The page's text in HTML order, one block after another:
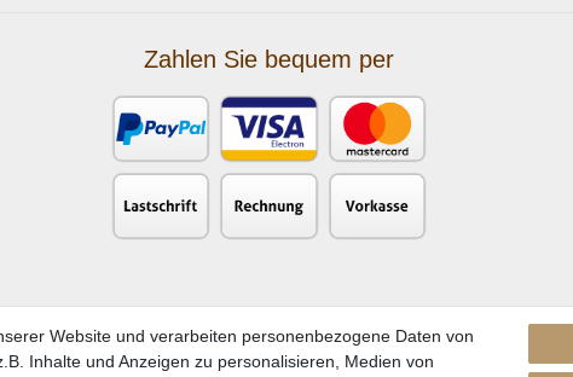
Zahlen Sie bequem per
Website und verarbeiten personenbezogene Daten von
Inhalte und Anzeigen zu personalisieren, Medien von